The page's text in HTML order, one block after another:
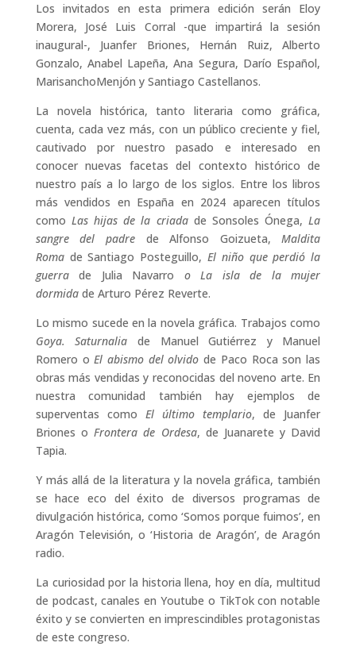
Los invitados en esta primera edición serán Eloy
Morera, José Luis Corral -que impartirá la sesión
inaugural-, Juanfer Briones, Hernán Ruiz, Alberto
Gonzalo, Anabel Lapeña, Ana Segura, Darío Español,
MarisanchoMenjón y Santiago Castellanos.
La novela histórica, tanto literaria como gráfica,
cuenta, cada vez más, con un público creciente y fiel,
cautivado por nuestro pasado e interesado en
conocer nuevas facetas del contexto histórico de
nuestro país a lo largo de los siglos. Entre los libros
más vendidos en España en 2024 aparecen títulos
como Las hijas de la criadade Sonsoles Ónega,La
sangre del padrede Alfonso Goizueta,Maldita
Romade Santiago Posteguillo, El niño que perdió la
guerrade Julia Navarro o La isla de la mujer
dormidade Arturo Pérez Reverte.
Lo mismo sucede en la novela gráfica. Trabajos como
Goya. Saturnalia de Manuel Gutiérrez y Manuel
Romero oEl abismo del olvido de Paco Roca son las
obras más vendidas y reconocidas del noveno arte. En
nuestra comunidad también hay ejemplos de
superventas como El último templario, de Juanfer
Briones oFrontera de Ordesa, de Juanarete y David
Tapia.
Y más allá de la literatura y la novela gráfica, también
se hace eco del éxito de diversos programas de
divulgación histórica, como ‘Somos porque fuimos’, en
Aragón Televisión, o ‘Historia de Aragón’, de Aragón
radio.
La curiosidad por la historia llena, hoy en día, multitud
de podcast, canales en Youtube o TikTok con notable
éxito y se convierten en imprescindibles protagonistas
de este congreso.